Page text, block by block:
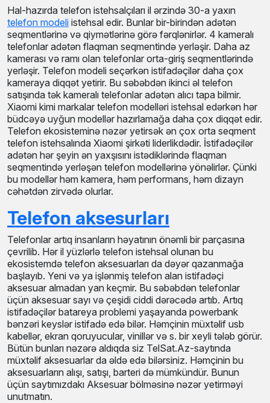
Hal-hazırda telefon istehsalçıları il ərzində 30-a yaxın
telefon modeli istehsal edir. Bunlar bir-birindən adətən
seqmentlərinə və qiymətlərinə görə fərqlənirlər. 4 kameralı
telefonlar adətən flaqman seqmentində yerləşir. Daha az
kamerası və ramı olan telefonlar orta-giriş seqmentlərində
yerləşir. Telefon modeli seçərkən istifadəçilər daha çox
kameraya diqqət yetirir. Bu səbəbdən ikinci əl telefon
satışında tək kameralı telefonlar adətən alıcı tapa bilmir.
Xiaomi kimi markalar telefon modelləri istehsal edərkən hər
büdcəyə uyğun modellər hazırlamağa daha çox diqqət edir.
Telefon ekosisteminə nəzər yetirsək ən çox orta seqment
telefon istehsalında Xiaomi şirkəti liderlikdədir. İstifadəçilər
adətən hər şeyin ən yaxşısını istədiklərində flaqman
seqmentində yerləşən telefon modellərinə yönəlirlər. Çünki
bu modellər həm kamera, həm performans, həm dizayn
cəhətdən zirvədə olurlar.
Telefon aksesurları
Telefonlar artıq insanların həyatının önəmli bir parçasına
çevrilib. Hər il yüzlərlə telefon istehsal olunan bu
ekosistemdə telefon aksesuarları da dəyər qazanmağa
başlayıb. Yeni və ya işlənmiş telefon alan istifadəçi
aksesuar almadan yan keçmir. Bu səbəbdən telefonlar
üçün aksesuar sayı və çeşidi ciddi dərəcədə artıb. Artıq
istifadəçilər batareya problemi yaşayanda powerbank
bənzəri keyslər istifadə edə bilər. Həmçinin müxtəlif usb
kabellər, ekran qoruyucular, vinillər və s. bir xeyli tələb görür.
Bütün bunları nəzərə aldıqda siz TelSat.Az-saytında
müxtəlif aksesuarlar da əldə edə bilərsiniz. Həmçinin bu
aksesuarların alışı, satışı, barteri də mümkündür. Bunun
üçün saytımızdakı Aksesuar bölməsinə nəzər yetirməyi
unutmatın.